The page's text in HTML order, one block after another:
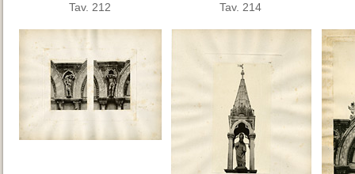
Tav. 212 Tav. 214